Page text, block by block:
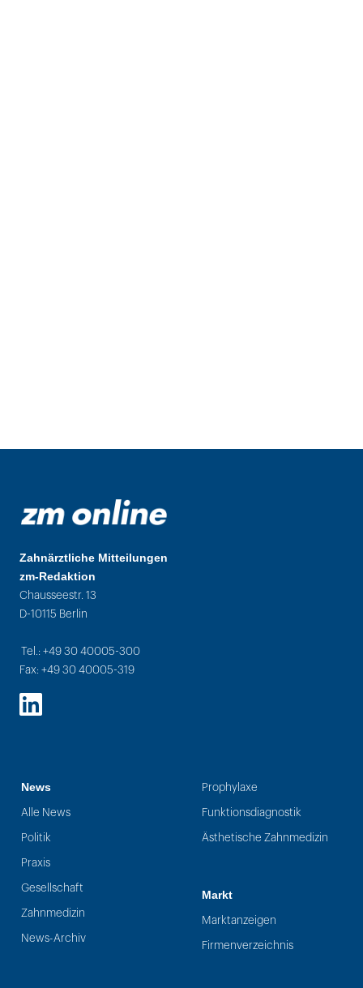
Zahnärztliche Mitteilungen
zm-Redaktion
Chausseestr. 13
D-10115 Berlin
Tel.: +49 30 40005-300
Fax: +49 30 40005-319
LinkedIn
News
Alle News
Politik
Praxis
Gesellschaft
Zahnmedizin
News-Archiv
Prophylaxe
Funktionsdiagnostik
Ästhetische Zahnmedizin
Markt
Marktanzeigen
Firmenverzeichnis